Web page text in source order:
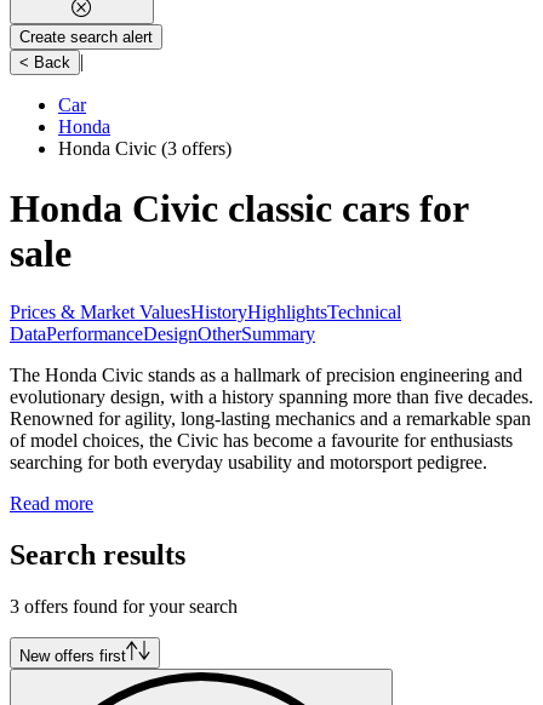
Create search alert
< Back |
Car
Honda
Honda Civic (3 offers)
Honda Civic classic cars for
sale
Prices & Market ValuesHistoryHighlightsTechnical
DataPerformanceDesignOtherSummary
The Honda Civic stands as a hallmark of precision engineering and
evolutionary design, with a history spanning more than five decades.
Renowned for agility, long-lasting mechanics and a remarkable span
of model choices, the Civic has become a favourite for enthusiasts
searching for both everyday usability and motorsport pedigree.
Read more
Search results
3 offers found for your search
New offers first